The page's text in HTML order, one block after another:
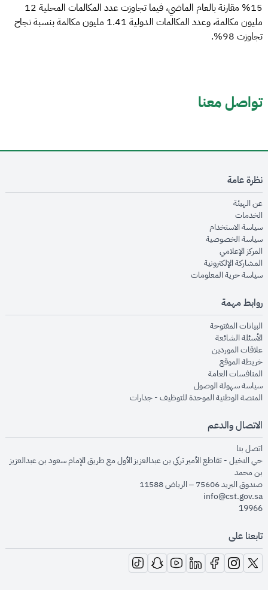
15% مقارنة بالعام الماضي، فيما تجاوزت عدد المكالمات المحلية 12
مليون مكالمة، وعدد المكالمات الدولية 1.41 مليون مكالمة بنسبة نجاح
تجاوزت 98%.
تواصل معنا
نظرة عامة
عن الهيئةopens in new window
الخدماتopens in new window
سياسة الاستخدام
سياسة الخصوصيةopens in new window
المركز الإعلاميopens in new window
المشاركة الإلكترونيةopens in new window
سياسة حرية المعلوماتopens in new window
روابط مهمة
البيانات المفتوحةopens in new window
الأسئلة الشائعةopens in new window
علاقات الموردينopens in new window
خريطة الموقعopens in new window
المنافسات العامةopens in new window
سياسة سهولة الوصولopens in new window
المنصة الوطنية الموحدة للتوظيف - جداراتopens in new window
الاتصال والدعم
اتصل بنا
حي النخيل - تقاطع الأمير تركي بن عبدالعزيز الأول مع طريق الإمام سعود بن عبدالعزيز
بن محمد
صندوق البريد 75606 – الرياض 11588
info@cst.gov.sa
19966
تابعنا على
opens in new window
opens in new window
opens in new window
opens in new window
opens in new window
opens in new window
opens in new window